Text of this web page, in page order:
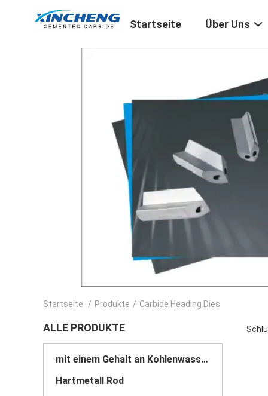
Startseite Über Uns
Startseite / Produkte / Carbide Heading Dies
ALLE PRODUKTE
mit einem Gehalt an Kohlenwasserstoffen von mehr als 85 GHT
Hartmetall Rod